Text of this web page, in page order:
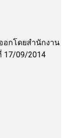
อกโดยสำนักงาน
17/09/2014